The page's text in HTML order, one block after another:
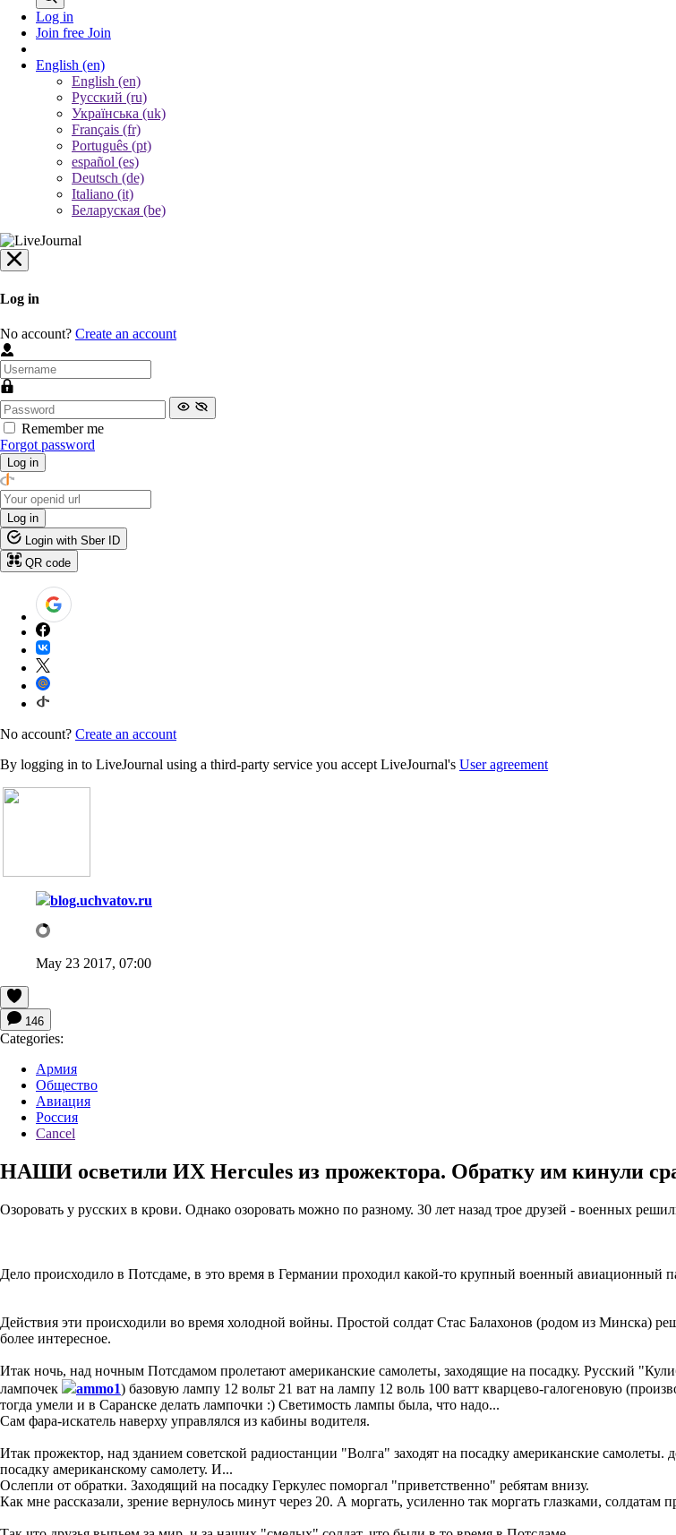
Log in
Join free Join
English (en)
English (en)
Русский (ru)
Українська (uk)
Français (fr)
Português (pt)
español (es)
Deutsch (de)
Italiano (it)
Беларуская (be)
Log in
No account? Create an account
Remember me
Forgot password
Log in
Log in
Login with Sber ID
QR code
No account? Create an account
By logging in to LiveJournal using a third-party service you accept LiveJournal's User agreement
blog.uchvatov.ru
May 23 2017, 07:00
146
Categories:
Армия
Общество
Авиация
Россия
Cancel
НАШИ осветили ИХ Hercules из прожектора. Обратку им кинули
Озоровать у русских в крови. Однако озоровать можно по разному. 30 лет назад трое друзей - военных
Дело происходило в Потсдаме, в это время в Германии проходил какой-то крупный военный авиационный
Действия эти происходили во время холодной войны. Простой солдат Стас Балахонов (родом из Минска)
более интересное.
Итак ночь, над ночным Потсдамом пролетают американские самолеты, заходящие на посадку. Русский
лампочек
ammo1) базовую лампу 12 вольт 21 ват на лампу 12 воль 100 ватт кварцево-галогеновую
тогда умели и в Саранске делать лампочки :) Светимость лампы была, что надо...
Сам фара-искатель наверху управлялся из кабины водителя.
Итак прожектор, над зданием советской радиостанции "Волга" заходят на посадку американские
посадку американскому самолету. И...
Ослепли от обратки. Заходящий на посадку Геркулес поморгал "приветственно" ребятам внизу.
Как мне рассказали, зрение вернулось минут через 20. А моргать, усиленно так моргать глазками, солдатам